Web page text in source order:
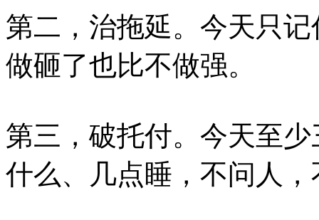
第二，治拖延。今天只
做砸了也比不做强。
第三，破托付。今天至
什么、几点睡，不问人